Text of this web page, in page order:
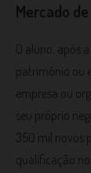
Mercado
O aluno, após
patrimônio ou
empresa ou
seu próprio
350 mil novos
qualificação